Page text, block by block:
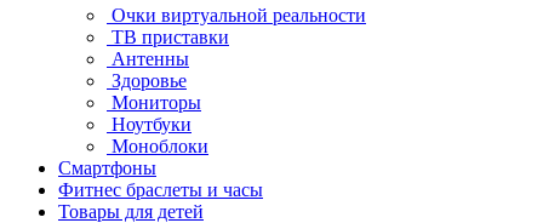
Очки виртуальной реальности
ТВ приставки
Антенны
Здоровье
Мониторы
Ноутбуки
Моноблоки
Смартфоны
Фитнес браслеты и часы
Товары для детей